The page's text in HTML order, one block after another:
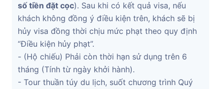
số tiền đặt cọc). Sau khi có kết quả visa, nếu
khách không đồng ý điều kiện trên, khách sẽ bị
hủy visa đồng thời chịu mức phạt theo quy định
“Điều kiện hủy phạt”.
- (Hộ chiếu) Phải còn thời hạn sử dụng trên 6
tháng (Tính từ ngày khởi hành).
- Tour thuần túy du lịch, suốt chương trình Quý